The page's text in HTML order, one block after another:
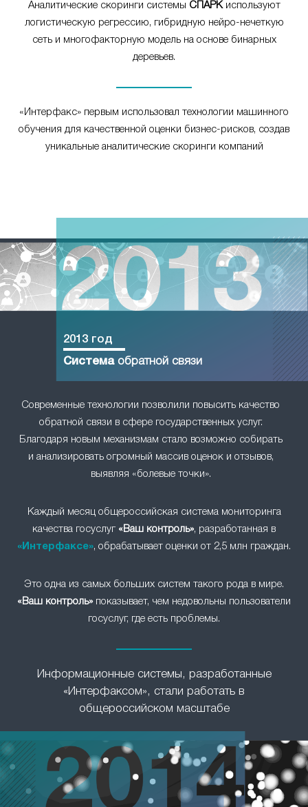
Аналитические скоринги системы СПАРКиспользуют
логистическую регрессию, гибридную нейро-нечеткую
сеть и многофакторную модель на основе бинарных
деревьев.
«Интерфакс» первым использовал технологии машинного
обучения для качественной оценки бизнес-рисков, создав
уникальные аналитические скоринги компаний
Современные технологии позволили повысить качество
обратной связи в сфере государственных услуг.
Благодаря новым механизмам стало возможно собирать
и анализировать огромный массив оценок и отзывов,
выявляя «болевые точки».
2013 год
Системаобратной связи
Каждый месяц общероссийская система мониторинга
качества госуслуг «Ваш контроль», разработанная в
«Интерфаксе», обрабатывает оценки от 2,5 млн граждан.
Это одна из самых больших систем такого рода в мире.
«Ваш контроль»показывает, чем недовольны пользователи
госуслуг, где есть проблемы.
Информационные системы, разработанные
«Интерфаксом», стали работать в
общероссийском масштабе